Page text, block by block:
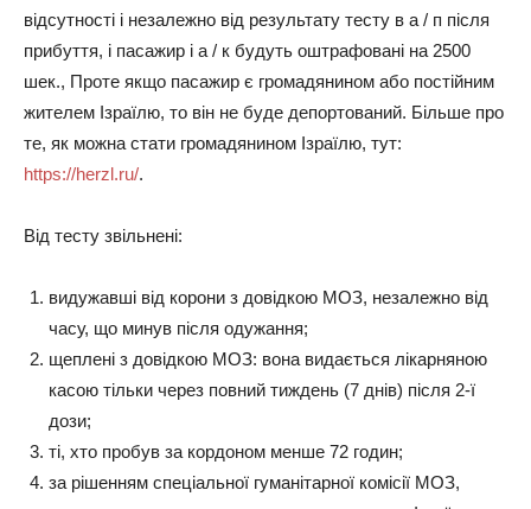
відсутності і незалежно від результату тесту в а / п після
прибуття, і пасажир і а / к будуть оштрафовані на 2500
шек., Проте якщо пасажир є громадянином або постійним
жителем Ізраїлю, то він не буде депортований. Більше про
те, як можна стати громадянином Ізраїлю, тут:
https://herzl.ru/.
Від тесту звільнені:
видужавші від корони з довідкою МОЗ, незалежно від
часу, що минув після одужання;
щеплені з довідкою МОЗ: вона видається лікарняною
касою тільки через повний тиждень (7 днів) після 2-ї
дози;
ті, хто пробув за кордоном менше 72 годин;
за рішенням спеціальної гуманітарної комісії МОЗ,